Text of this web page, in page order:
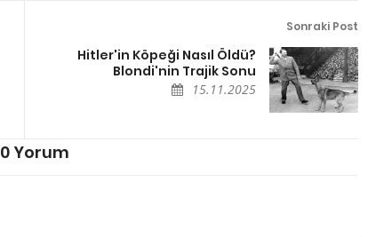
Sonraki Post
Hitler'in Köpeği Nasıl Öldü?
Blondi'nin Trajik Sonu
15.11.2025
0 Yorum